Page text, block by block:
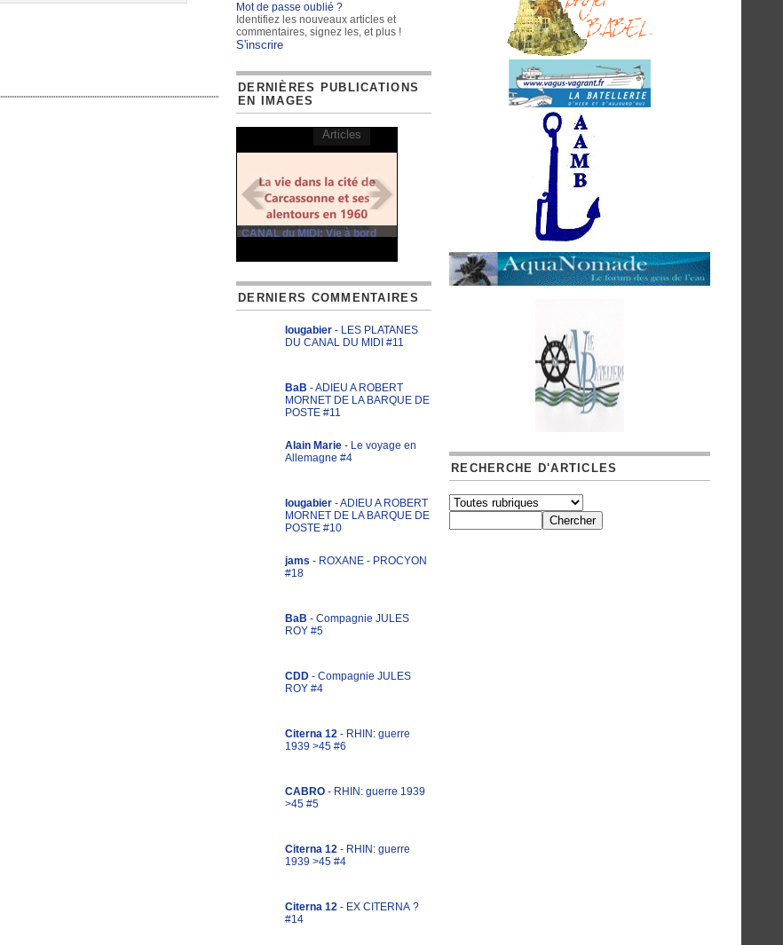
Mot de passe oublié ?
Identifiez les nouveaux articles et
commentaires, signez les, et plus !
S'inscrire
DERNIÈRES PUBLICATIONS
EN IMAGES
CANAL du MIDI: Vie à bord
Articles
DERNIERS COMMENTAIRES
lougabier - LES PLATANES
DU CANAL DU MIDI #11
BaB - ADIEU A ROBERT
MORNET DE LA BARQUE DE
POSTE #11
Alain Marie - Le voyage en
Allemagne #4
lougabier - ADIEU A ROBERT
MORNET DE LA BARQUE DE
POSTE #10
jams - ROXANE - PROCYON
#18
BaB - Compagnie JULES
ROY #5
CDD - Compagnie JULES
ROY #4
Citerna 12 - RHIN: guerre
1939 >45 #6
CABRO - RHIN: guerre 1939
>45 #5
Citerna 12 - RHIN: guerre
1939 >45 #4
Citerna 12 - EX CITERNA ?
#14
RECHERCHE D'ARTICLES